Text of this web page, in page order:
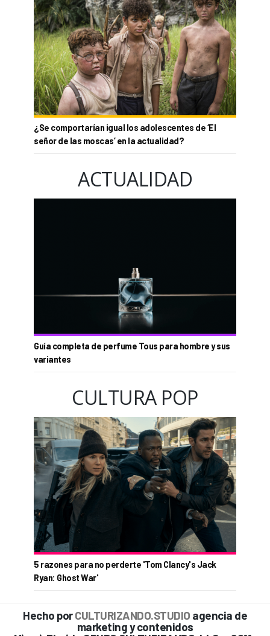
¿Se comportarían igual los adolescentes de ‘El
señor de las moscas’ en la actualidad?
ACTUALIDAD
Guía completa de perfume Tous para hombre y sus
variantes
CULTURA POP
5 razones para no perderte 'Tom Clancy's Jack
Ryan: Ghost War'
Hecho porCULTURIZANDO.STUDIO agencia de
marketing y contenidos